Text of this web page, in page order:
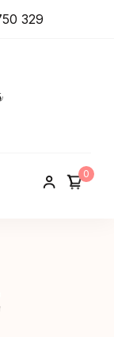
329
KIOSSES
0